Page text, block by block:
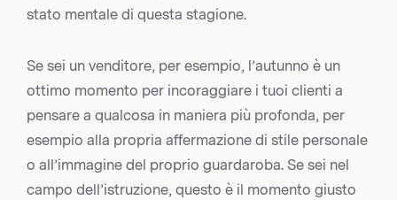
stato mentale di questa stagione.
Se sei un venditore, per esempio, l’autunno è un
ottimo momento per incoraggiare i tuoi clienti a
pensare a qualcosa in maniera più profonda, per
esempio alla propria affermazione di stile personale
o all’immagine del proprio guardaroba. Se sei nel
campo dell’istruzione, questo è il momento giusto